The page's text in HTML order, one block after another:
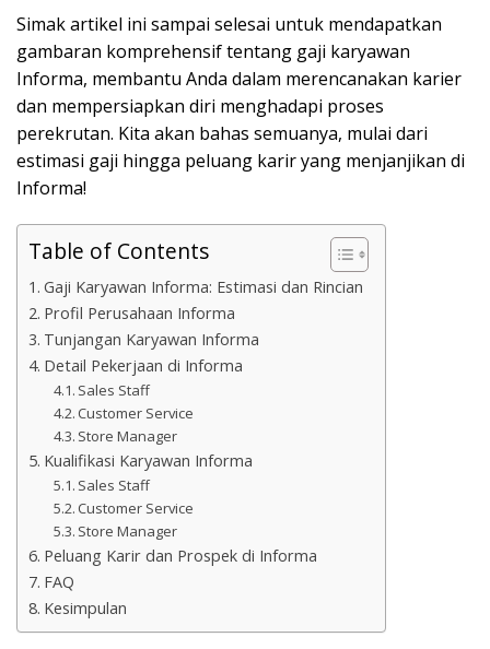
Simak artikel ini sampai selesai untuk mendapatkan
gambaran komprehensif tentang gaji karyawan
Informa, membantu Anda dalam merencanakan karier
dan mempersiapkan diri menghadapi proses
perekrutan. Kita akan bahas semuanya, mulai dari
estimasi gaji hingga peluang karir yang menjanjikan di
Informa!
Table of Contents
Gaji Karyawan Informa: Estimasi dan Rincian
Profil Perusahaan Informa
Tunjangan Karyawan Informa
Detail Pekerjaan di Informa
Sales Staff
Customer Service
Store Manager
Kualifikasi Karyawan Informa
Sales Staff
Customer Service
Store Manager
Peluang Karir dan Prospek di Informa
FAQ
Kesimpulan